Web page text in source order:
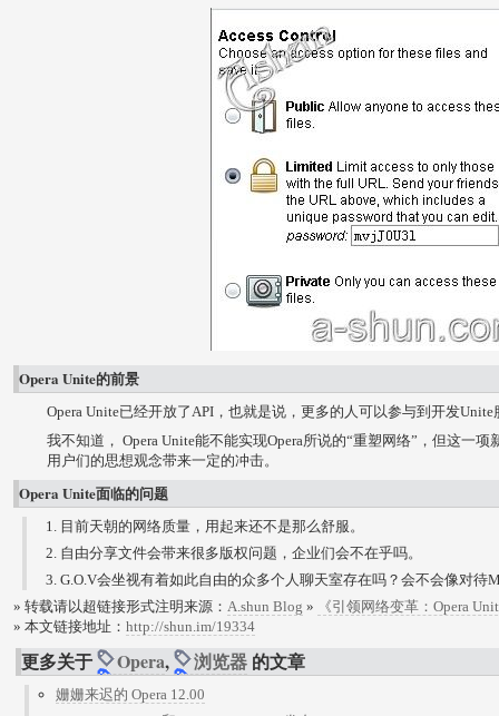
Opera Unite的前景
Opera Unite已经开放了API，也就是说，更多的人可以参与到开发
我不知道， Opera Unite能不能实现Opera所说的“重塑网络”，但这一
用户们的思想观念带来一定的冲击。
Opera Unite面临的问题
目前天朝的网络质量，用起来还不是那么舒服。
自由分享文件会带来很多版权问题，企业们会不在乎吗。
G.O.V会坐视有着如此自由的众多个人聊天室存在吗？会不会像对待
» 转载请以超链接形式注明来源： A.shun Blog »
《引领网络变革：Opera
» 本文链接地址： http://shun.im/19334
更多关于 Opera, 浏览器 的文章
姗姗来迟的 Opera 12.00